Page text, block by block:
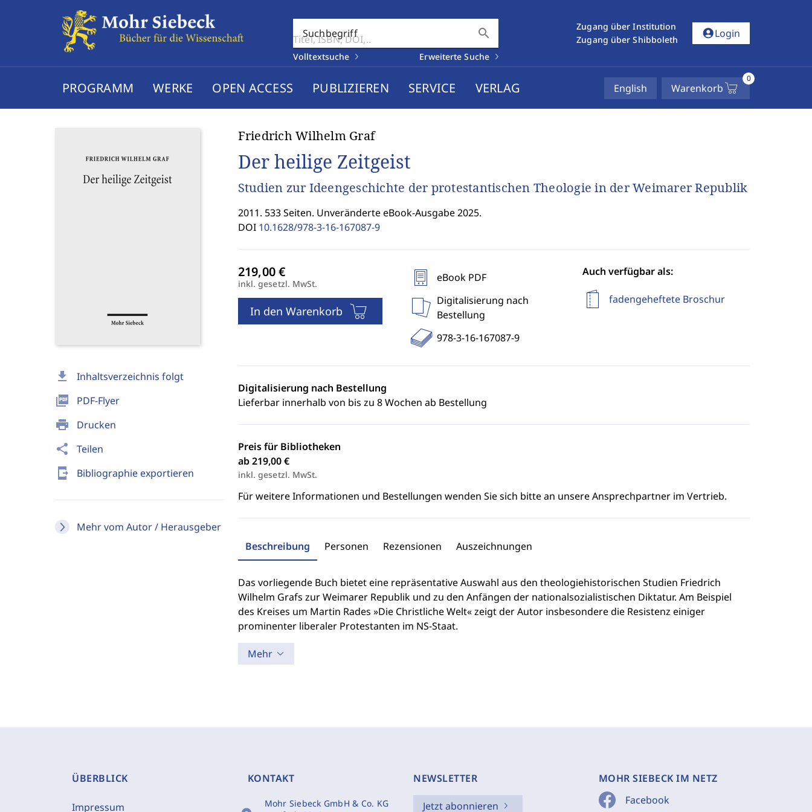
Suchbegriff search
Volltextsuche Erweiterte Suche
Zugang über Institution
Zugang über Shibboleth
account_circleLogin
PROGRAMM WERKE OPEN ACCESS PUBLIZIEREN SERVICE VERLAG English Warenkorb
0
download Inhaltsverzeichnis folgt
picture_as_pdf PDF-Flyer
print Drucken
share Teilen
send_to_mobile Bibliographie exportieren
Mehr vom Autor / Herausgeber
Friedrich Wilhelm Graf
Der heilige Zeitgeist
Studien zur Ideengeschichte der protestantischen Theologie in der Weimarer Republik
2011. 533 Seiten. Unveränderte eBook-Ausgabe 2025.
DOI 10.1628/978-3-16-167087-9
inkl. gesetzl. MwSt.
In den Warenkorb
eBook PDF
Digitalisierung nach
Bestellung
978-3-16-167087-9
Auch verfügbar als:
fadengeheftete Broschur
Digitalisierung nach Bestellung
Lieferbar innerhalb von bis zu 8 Wochen ab Bestellung
Preis für Bibliotheken
ab 219,00 €
inkl. gesetzl. MwSt.
Für weitere Informationen und Bestellungen wenden Sie sich bitte an unsere Ansprechpartner im Vertrieb.
Beschreibung Personen Rezensionen Auszeichnungen
Das vorliegende Buch bietet eine repräsentative Auswahl aus den theologiehistorischen Studien Friedrich
Wilhelm Grafs zur Weimarer Republik und zu den Anfängen der nationalsozialistischen Diktatur. Am Beispiel
des Kreises um Martin Rades »Die Christliche Welt« zeigt der Autor insbesondere die Resistenz einiger
prominenter liberaler Protestanten im NS-Staat.
Mehr
ÜBERBLICK
Impressum
KONTAKT
Mohr Siebeck GmbH & Co. KG
NEWSLETTER
Jetzt abonnieren
MOHR SIEBECK IM NETZ
Facebook